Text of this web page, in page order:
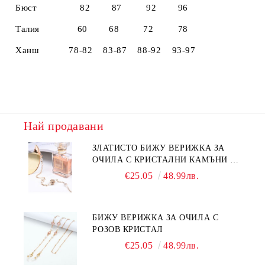
Бюст 82 87 92 96
Талия 60 68 72 78
Ханш 78-82 83-87 88-92 93-97
Най продавани
ЗЛАТИСТО БИЖУ ВЕРИЖКА ЗА
ОЧИЛА С КРИСТАЛНИ КАМЪНИ И
€25.05 48.99лв.
БИЖУ ВЕРИЖКА ЗА ОЧИЛА С
РОЗОВ КРИСТАЛ
€25.05 48.99лв.